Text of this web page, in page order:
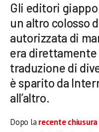
Gli editori
un altro colosso
autorizzata di
era
traduzione di
è sparito da
all’altro.
Dopo larecente